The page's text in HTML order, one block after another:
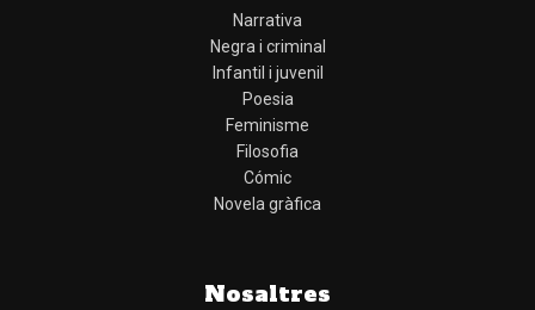
Narrativa
Negra i criminal
Infantil i juvenil
Poesia
Feminisme
Filosofia
Cómic
Novela gràfica
Nosaltres